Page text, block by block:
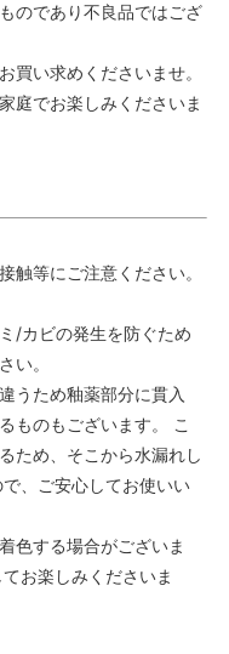
のであり不良品ではござ
買い求めくださいませ。
庭でお楽しみくださいま
触等にご注意ください。
/カビの発生を防ぐため
い。
うため釉薬部分に貫入
ものもございます。 こ
ため、そこから水漏れし
、ご安心してお使いい
色する場合がございま
お楽しみくださいま